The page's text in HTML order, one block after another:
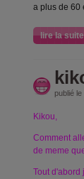
a plus de 60
lire la suite
publié
Kikou,
Comment
de meme
Tout d'abord